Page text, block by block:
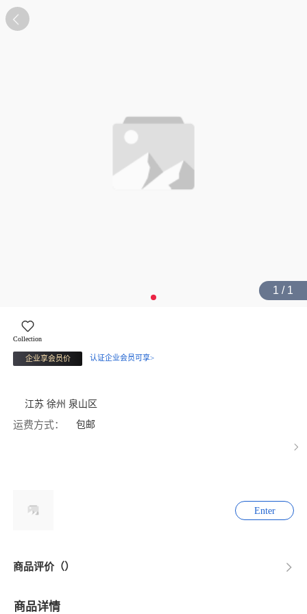
1 / 1
Collection
企业享会员价 认证企业会员可享>
江苏 徐州 泉山区
运费方式： 包邮
Enter
商品评价（）
商品详情